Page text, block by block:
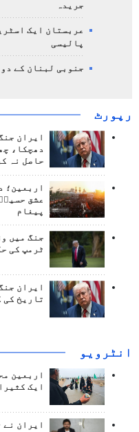
جریدہ
عربستان ایک
پالیسی
جنوبی لبنان کے
رپورٹ
ایران
دھچکا،
حاصل نہ
اربعین؛
عشق
پیغام
جنگ میں
ٹرمپ کی
ایران
تاریخ کی
انٹرويو
اربعین
ایک
ایران نے